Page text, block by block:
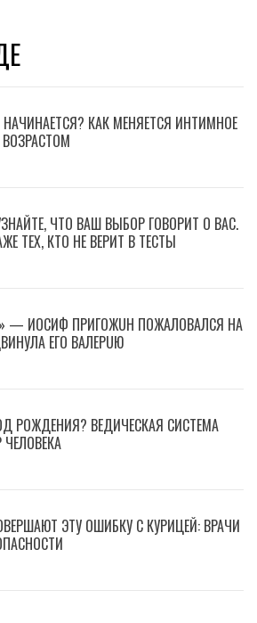
КАК МЕНЯЕТСЯ ИНТИМНОЕ
ЧТО ВАШ ВЫБОР ГОВОРИТ О ВАС.
ТЕХ, КТО НЕ ВЕРИТ В ТЕСТЫ
— ИОСИФ ПPИГОЖUН ПОЖАЛOВАЛСЯ НА
ЕГО ВAЛEPUЮ
РОЖДЕНИЯ? ВЕДИЧЕСКАЯ СИСТЕМА
ЧЕЛОВЕКА
ЭТУ ОШИБКУ С КУРИЦЕЙ: ВРАЧИ